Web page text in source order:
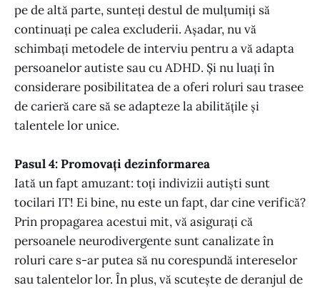
pe de altă parte, sunteți destul de mulțumiți să
continuați pe calea excluderii. Așadar, nu vă
schimbați metodele de interviu pentru a vă adapta
persoanelor autiste sau cu ADHD. Și nu luați în
considerare posibilitatea de a oferi roluri sau trasee
de carieră care să se adapteze la abilitățile și
talentele lor unice.
Pasul 4: Promovați dezinformarea
Iată un fapt amuzant: toți indivizii autiști sunt
tocilari IT! Ei bine, nu este un fapt, dar cine verifică?
Prin propagarea acestui mit, vă asigurați că
persoanele neurodivergente sunt canalizate în
roluri care s-ar putea să nu corespundă intereselor
sau talentelor lor. În plus, vă scutește de deranjul de